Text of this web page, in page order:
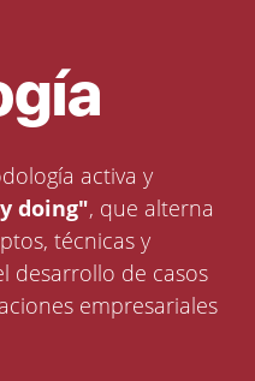
activa y
doing", que alterna
técnicas y
desarrollo de casos
empresariales